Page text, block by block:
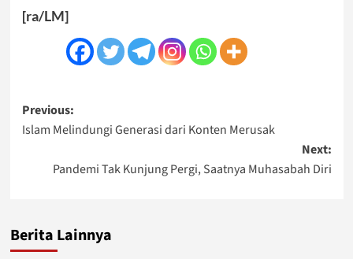
[ra/LM]
Post
navigation
Previous:
Islam Melindungi Generasi dari Konten Merusak
Next:
Pandemi Tak Kunjung Pergi, Saatnya Muhasabah Diri
Berita Lainnya